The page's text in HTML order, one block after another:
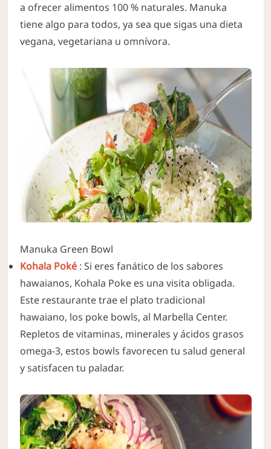
a ofrecer alimentos 100 % naturales. Manuka
tiene algo para todos, ya sea que sigas una dieta
vegana, vegetariana u omnívora.
Manuka Green Bowl
Kohala Poké: Si eres fanático de los sabores
hawaianos, Kohala Poke es una visita obligada.
Este restaurante trae el plato tradicional
hawaiano, los poke bowls, al Marbella Center.
Repletos de vitaminas, minerales y ácidos grasos
omega-3, estos bowls favorecen tu salud general
y satisfacen tu paladar.